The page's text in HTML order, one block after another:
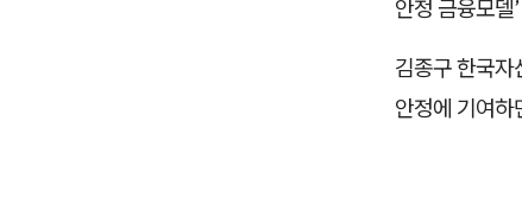
안정 금융모델
김종구 한국
안정에 기여하